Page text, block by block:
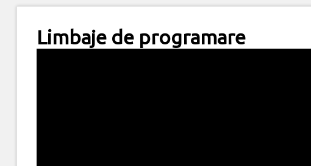
Limbaje de programare